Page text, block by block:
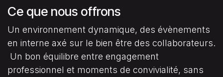
Ce que nous offrons
Un environnement dynamique, des évènements
en interne axé sur le bien être des collaborateurs.
Un bon équilibre entre engagement
professionnel et moments de convivialité, sans